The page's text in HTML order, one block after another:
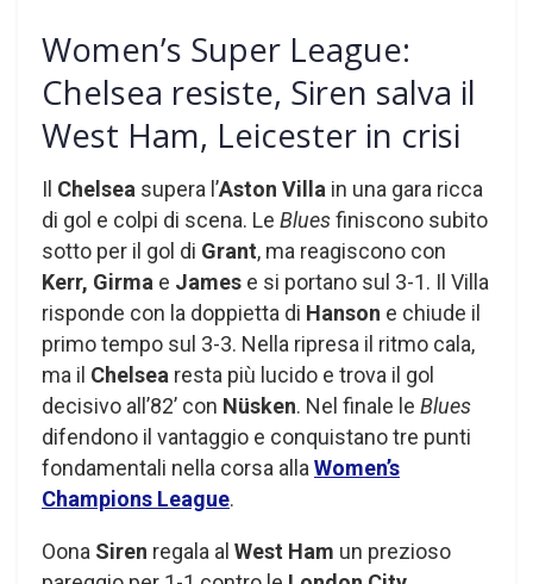
Women’s Super League:
Chelsea resiste, Siren salva il
West Ham, Leicester in crisi
Il Chelsea supera l’Aston Villa in una gara ricca
di gol e colpi di scena. Le Bluesfiniscono subito
sotto per il gol di Grant, ma reagiscono con
Kerr, Girma e James e si portano sul 3-1. Il Villa
risponde con la doppietta di Hanson e chiude il
primo tempo sul 3-3. Nella ripresa il ritmo cala,
ma il Chelsea resta più lucido e trova il gol
decisivo all’82’ con Nüsken. Nel finale le Blues
difendono il vantaggio e conquistano tre punti
fondamentali nella corsa alla Women’s
Champions League.
Oona Siren regala al West Ham un prezioso